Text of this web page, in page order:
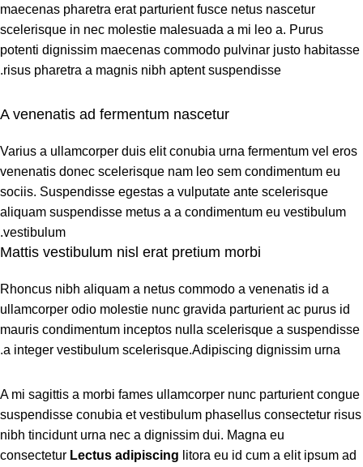
maecenas pharetra erat parturient fusce netus nascetur
scelerisque in nec molestie malesuada a mi leo a. Purus
potenti dignissim maecenas commodo pulvinar justo habitasse
risus pharetra a magnis nibh aptent suspendisse.
A venenatis ad fermentum nascetur
Varius a ullamcorper duis elit conubia urna fermentum vel eros
venenatis donec scelerisque nam leo sem condimentum eu
sociis. Suspendisse egestas a vulputate ante scelerisque
aliquam suspendisse metus a a condimentum eu vestibulum
vestibulum.
Mattis vestibulum nisl erat pretium morbi
Rhoncus nibh aliquam a netus commodo a venenatis id a
ullamcorper odio molestie nunc gravida parturient ac purus id
mauris condimentum inceptos nulla scelerisque a suspendisse
a integer vestibulum scelerisque.Adipiscing dignissim urna.
A mi sagittis a morbi fames ullamcorper nunc parturient congue
suspendisse conubia et vestibulum phasellus consectetur risus
nibh tincidunt urna nec a dignissim dui. Magna eu
consectetur Lectus adipiscing litora eu id cum a elit ipsum ad